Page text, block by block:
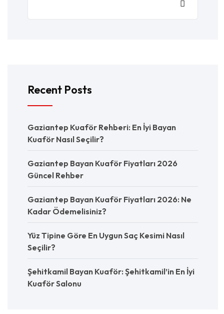
Recent Posts
Gaziantep Kuaför Rehberi: En İyi Bayan
Kuaför Nasıl Seçilir?
Gaziantep Bayan Kuaför Fiyatları 2026
Güncel Rehber
Gaziantep Bayan Kuaför Fiyatları 2026: Ne
Kadar Ödemelisiniz?
Yüz Tipine Göre En Uygun Saç Kesimi Nasıl
Seçilir?
Şehitkamil Bayan Kuaför: Şehitkamil’in En İyi
Kuaför Salonu